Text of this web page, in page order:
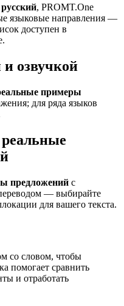
, PROMT.One
языковые направления —
доступен в
озвучкой
примеры
для ряда языков
предложений с
— выбирайте
для вашего текста.
со словом, чтобы
помогает сравнить
и отработать